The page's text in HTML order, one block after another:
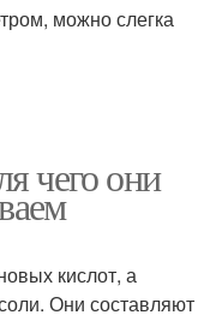
можно слегка
чего они
кислот, а
Они составляют